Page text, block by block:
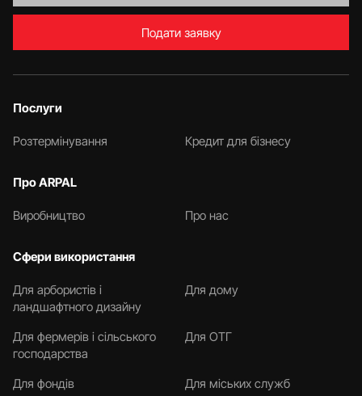
Подати заявку
Послуги
Розтермінування Кредит для бізнесу
Про ARPAL
Виробництво Про нас
Сфери використання
Для арбористів і
ландшафтного дизайну
Для дому
Для фермерів і сільського
господарства
Для ОТГ
Для фондів Для міських служб